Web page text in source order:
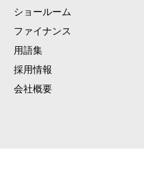
ショールーム
ファイナンス
用語集
採用情報
会社概要